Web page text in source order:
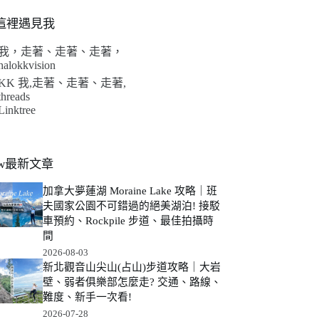
裡遇見我
，走著、走著、走著，
我,走著、走著、走著,
最新文章
加拿大夢蓮湖 Moraine Lake 攻略｜班
夫國家公園不可錯過的絕美湖泊! 接駁
車預約、Rockpile 步道、最佳拍攝時
間
2026-08-03
新北觀音山尖山(占山)步道攻略｜大岩
壁、弱者俱樂部怎麼走? 交通、路線、
難度、新手一次看!
2026-07-28